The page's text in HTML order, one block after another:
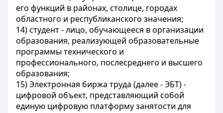
его функций в районах, столице, городах
областного и республиканского значения;
14) студент - лицо, обучающееся в организации
образования, реализующей образовательные
программы технического и
профессионального, послесреднего и высшего
образования;
15) Электронная биржа труда (далее - ЭБТ) -
цифровой объект, представляющий собой
единую цифровую платформу занятости для